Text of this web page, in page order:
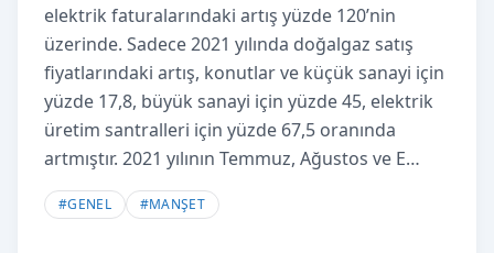
elektrik faturalarındaki artış yüzde 120’nin
üzerinde. Sadece 2021 yılında doğalgaz satış
fiyatlarındaki artış, konutlar ve küçük sanayi için
yüzde 17,8, büyük sanayi için yüzde 45, elektrik
üretim santralleri için yüzde 67,5 oranında
artmıştır. 2021 yılının Temmuz, Ağustos ve E…
#GENEL #MANŞET